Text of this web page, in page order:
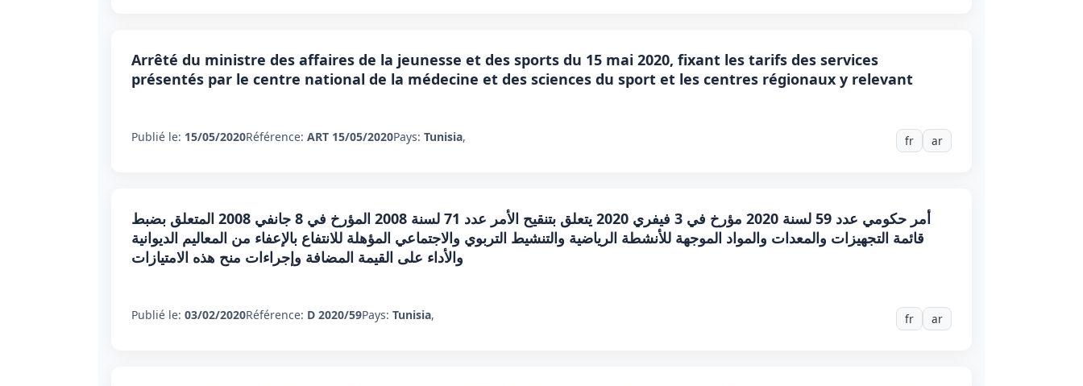
Arrêté du ministre des affaires de la jeunesse et des sports du 15 mai 2020, fixant les tarifs des services
présentés par le centre national de la médecine et des sciences du sport et les centres régionaux y relevant
Publié le: 15/05/2020Référence: ART 15/05/2020Pays: Tunisia, fr ar
أمر حكومي عدد 59 لسنة 2020 مؤرخ في 3 فيفري 2020 يتعلق بتنقيح الأمر عدد 71 لسنة 2008 المؤرخ في 8 جانفي 2008 المتعلق بضبط
قائمة التجهيزات والمعدات والمواد الموجهة للأنشطة الرياضية والتنشيط التربوي والاجتماعي المؤهلة للانتفاع بالإعفاء من المعاليم الديوانية
والأداء على القيمة المضافة وإجراءات منح هذه الامتيازات
Publié le: 03/02/2020Référence: D 2020/59Pays: Tunisia, fr ar